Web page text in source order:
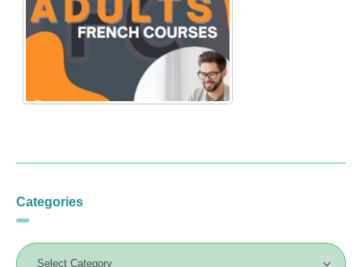
Categories